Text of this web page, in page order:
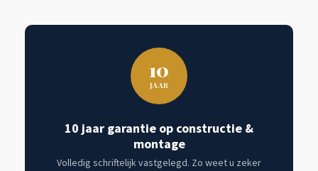
10
JAAR
10 jaar garantie op constructie &
montage
Volledig schriftelijk vastgelegd. Zo weet u zeker